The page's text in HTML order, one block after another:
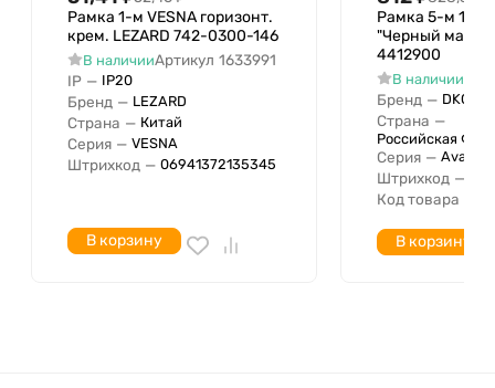
монтажа
Подходит для встроенного
монтажа
Количество единиц по
горизонтали
Количество единиц по
отверстия
Рамка 1-м VESNA горизонт.
крем. LEZARD 742-0300-146
В наличииАртикул 1633991
IP — IP20
Бренд — LEZARD
Страна — Китай
Серия — VESNA
Штрихкод — 06941372135345
В корзину
Рамка 5-м
"Черный
4412900
В наличии
Бренд — DKC
Страна —
Российская
Серия — Avanti
Штрихкод —
Код товара
В корзину